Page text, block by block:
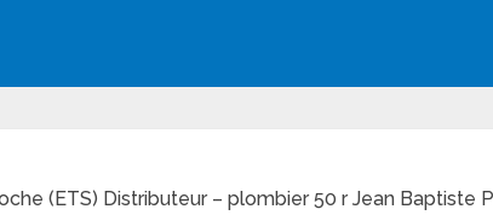
(ETS) Distributeur – plombier 50 r Jean Baptiste